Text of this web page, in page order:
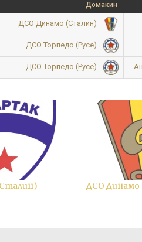
Домакин
ДСО Динамо (Сталин)
ДСО Торпедо (Русе)
ДСО Торпедо (Русе)
ДСО Динамо